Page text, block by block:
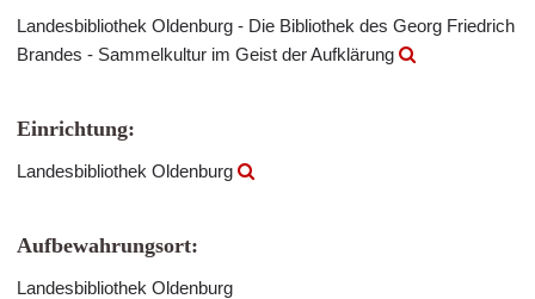
Landesbibliothek Oldenburg - Die Bibliothek des Georg Friedrich
Brandes - Sammelkultur im Geist der Aufklärung
Einrichtung:
Landesbibliothek Oldenburg
Aufbewahrungsort:
Landesbibliothek Oldenburg